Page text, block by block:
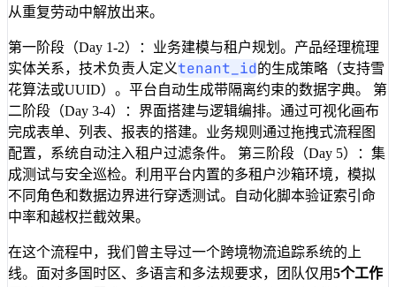
从重复劳动中解放出来。
第一阶段（Day 1-2）：业务建模与租户规划。产品经理梳理
实体关系，技术负责人定义tenant_id的生成策略（支持雪
花算法或UUID）。平台自动生成带隔离约束的数据字典。 第
二阶段（Day 3-4）：界面搭建与逻辑编排。通过可视化画布
完成表单、列表、报表的搭建。业务规则通过拖拽式流程图
配置，系统自动注入租户过滤条件。 第三阶段（Day 5）：集
成测试与安全巡检。利用平台内置的多租户沙箱环境，模拟
不同角色和数据边界进行穿透测试。自动化脚本验证索引命
中率和越权拦截效果。
在这个流程中，我们曾主导过一个跨境物流追踪系统的上
线。面对多国时区、多语言和多法规要求，团队仅用5个工作